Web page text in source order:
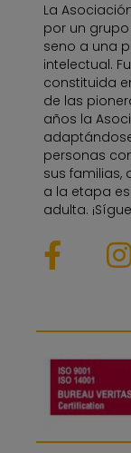
La
por un
seno a una
intelectual.
constituida
de las
años la
personas
sus familias,
a la etapa
adulta.